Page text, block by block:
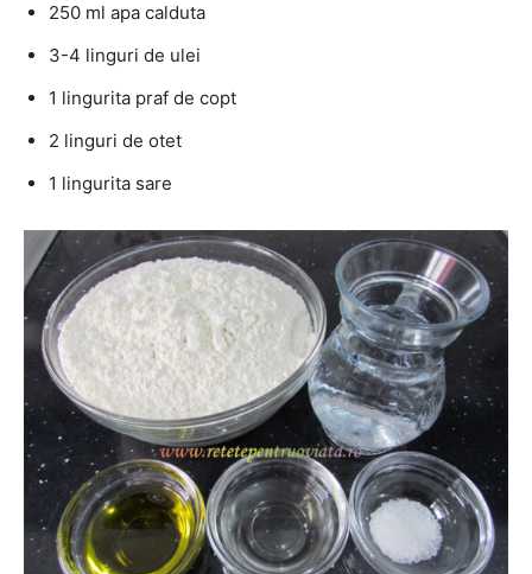
250 ml apa calduta
3-4 linguri de ulei
1 lingurita praf de copt
2 linguri de otet
1 lingurita sare